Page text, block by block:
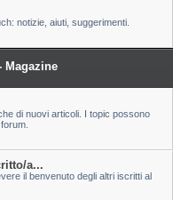
notizie, aiuti, suggerimenti.
Magazine
di nuovi articoli. I topic possono
a...
il benvenuto degli altri iscritti al